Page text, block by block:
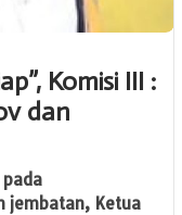
Komisi III :
dan
jembatan, Ketua